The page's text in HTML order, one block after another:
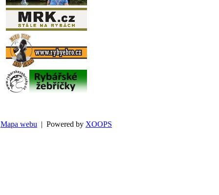
Mapa webu | Powered by XOOPS